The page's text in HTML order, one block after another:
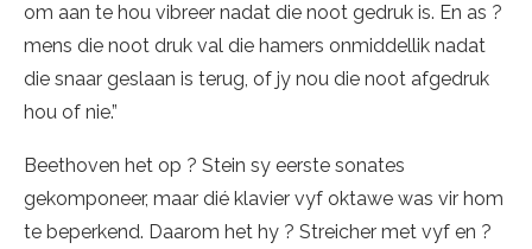
om aan te hou vibreer nadat die noot gedruk is. En as ?
mens die noot druk val die hamers onmiddellik nadat
die snaar geslaan is terug, of jy nou die noot afgedruk
hou of nie.”
Beethoven het op ? Stein sy eerste sonates
gekomponeer, maar dié klavier vyf oktawe was vir hom
te beperkend. Daarom het hy ? Streicher met vyf en ?